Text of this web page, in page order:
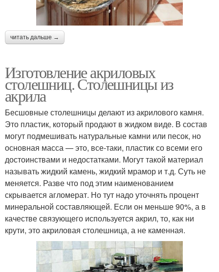
читать дальше →
Изготовление акриловых
столешниц. Столешницы из
акрила
Бесшовные столешницы делают из акрилового камня.
Это пластик, который продают в жидком виде. В состав
могут подмешивать натуральные камни или песок, но
основная масса — это, все-таки, пластик со всеми его
достоинствами и недостатками. Могут такой материал
называть жидкий камень, жидкий мрамор и т.д. Суть не
меняется. Разве что под этим наименованием
скрывается агломерат. Но тут надо уточнять процент
минеральной составляющей. Если он меньше 90%, а в
качестве связующего используется акрил, то, как ни
крути, это акриловая столешница, а не каменная.